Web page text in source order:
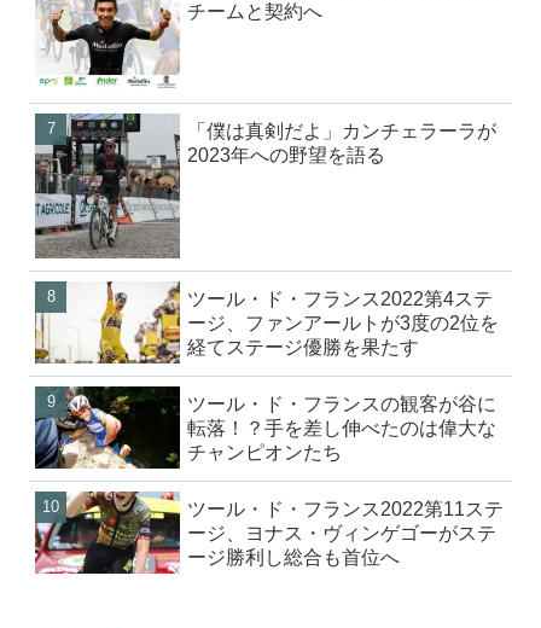
チームと契約へ
「僕は真剣だよ」カンチェラーラが
2023年への野望を語る
ツール・ド・フランス2022第4ステ
ージ、ファンアールトが3度の2位を
経てステージ優勝を果たす
ツール・ド・フランスの観客が谷に
転落！？手を差し伸べたのは偉大な
チャンピオンたち
ツール・ド・フランス2022第11ステ
ージ、ヨナス・ヴィンゲゴーがステ
ージ勝利し総合も首位へ